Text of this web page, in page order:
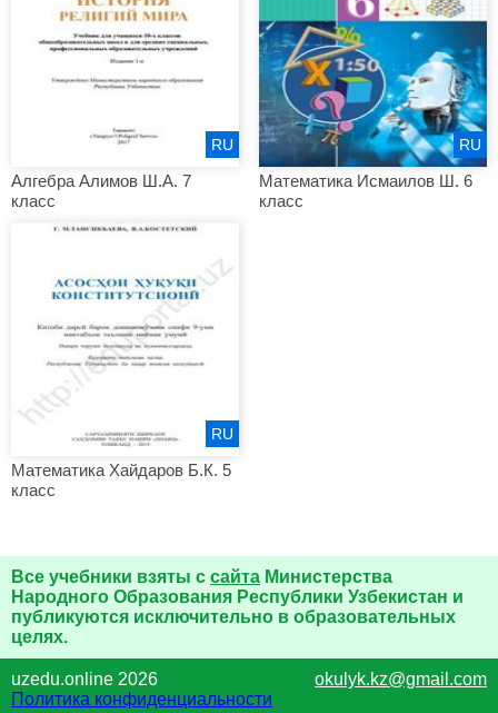
Алгебра Алимов Ш.А. 7
класс
RU
Математика Исмаилов Ш. 6
класс
RU
Математика Хайдаров Б.К. 5
класс
RU
Все учебники взяты с сайта Министерства
Народного Образования Республики Узбекистан и
публикуются исключительно в образовательных
целях.
uzedu.online 2026
okulyk.kz@gmail.com
Политика конфиденциальности